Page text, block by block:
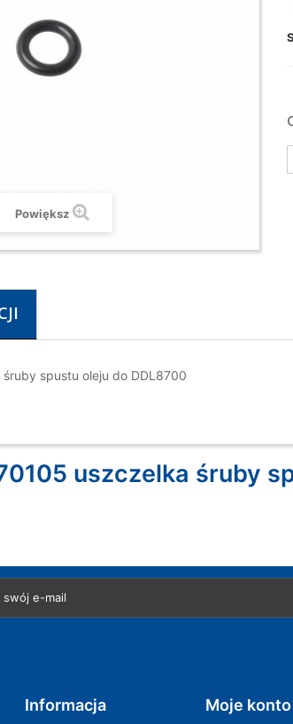
Powiększ
spustu oleju do DDL8700
uszczelka śruby
Informacja Moje konto